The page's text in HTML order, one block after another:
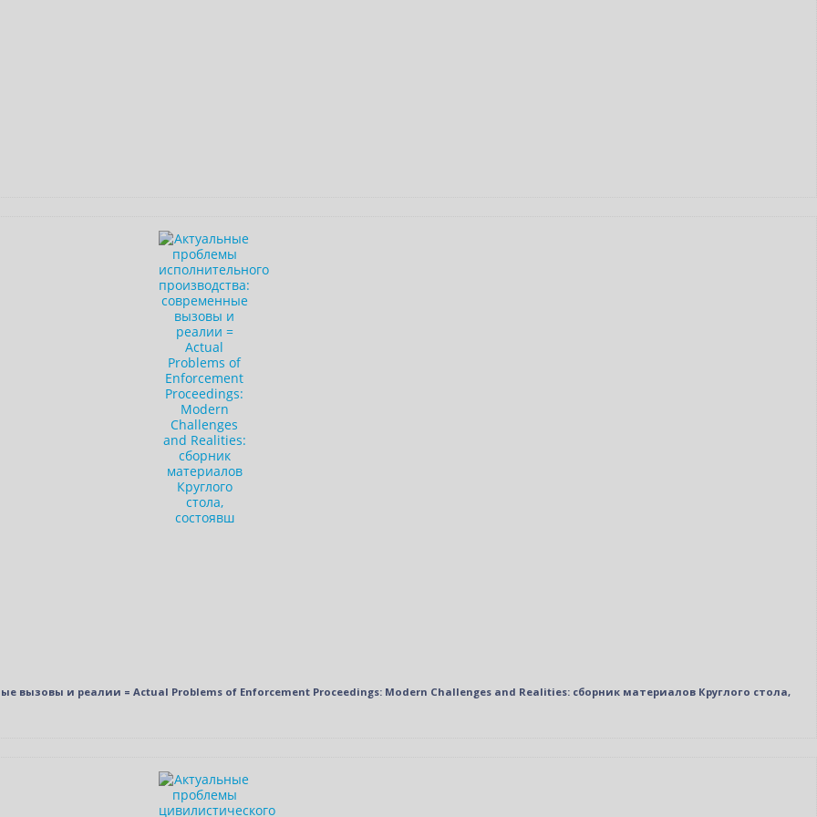
вызовы и реалии = Actual Problems of Enforcement Proceedings: Modern Challenges and Realities: сборник материалов Круглого стола,